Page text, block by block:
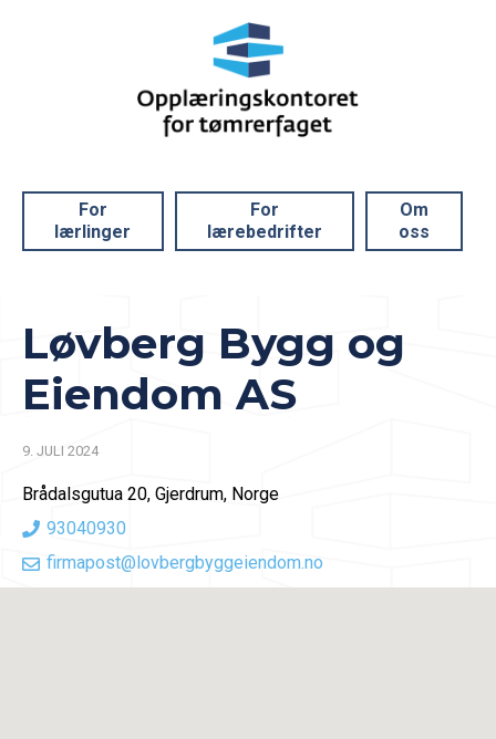
For
lærlinger
For
lærebedrifter
Om
oss
Løvberg Bygg og
Eiendom AS
9. JULI 2024
Brådalsgutua 20, Gjerdrum, Norge
93040930
firmapost@lovbergbyggeiendom.no